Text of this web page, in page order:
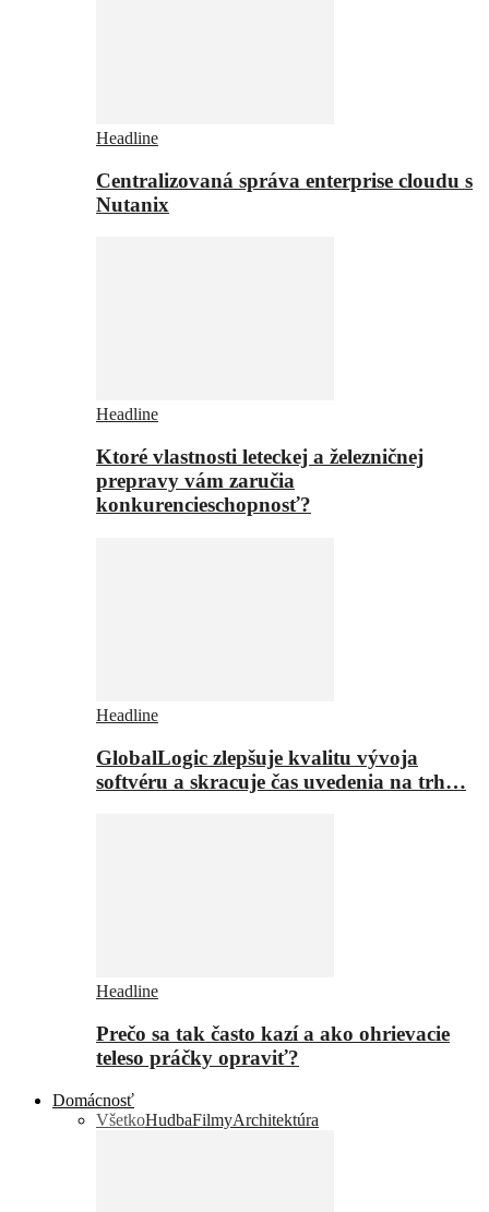
Headline
Centralizovaná správa enterprise cloudu s
Nutanix
Headline
Ktoré vlastnosti leteckej a železničnej
prepravy vám zaručia
konkurencieschopnosť?
Headline
GlobalLogic zlepšuje kvalitu vývoja
softvéru a skracuje čas uvedenia na trh…
Headline
Prečo sa tak často kazí a ako ohrievacie
teleso práčky opraviť?
Domácnosť
VšetkoHudbaFilmyArchitektúra